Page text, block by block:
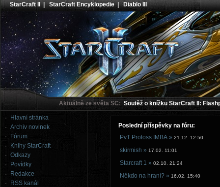
StarCraft II |StarCraft Encyklopedie|Diablo III
Aktuálně ze světa SC: Soutěž o knížku StarCraft II:
Hlavní stránka
Archiv novinek
Fórum
Knihy StarCraft
Odkazy
Povídky
Redakce
RSS kanál
Poslední příspěvky na fóru:
PvT Protoss IMBA » 21.12. 12:50
skirmish » 17.02. 11:01
Starcraft 1 » 02.10. 21:24
Někdo na hraní? » 16.02. 15:40